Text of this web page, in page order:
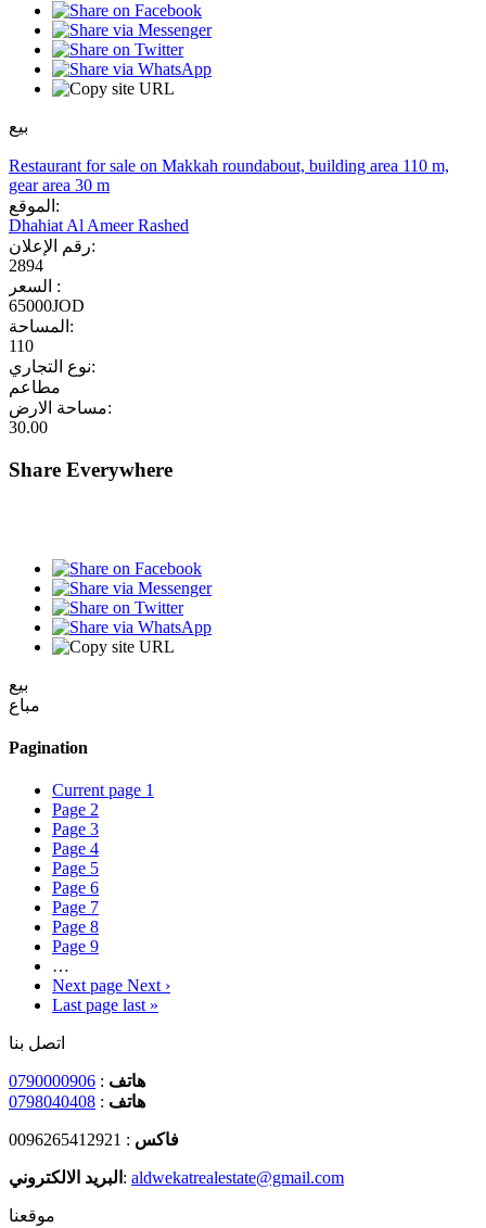
بيع
Restaurant for sale on Makkah roundabout, building area 110 m,
gear area 30 m
الموقع:
Dhahiat Al Ameer Rashed
رقم الإعلان:
2894
السعر :
65000JOD
المساحة:
110
نوع التجاري:
مطاعم
مساحة الارض:
30.00
Share Everywhere
بيع
مباع
Pagination
Current page 1
Page 2
Page 3
Page 4
Page 5
Page 6
Page 7
Page 8
Page 9
…
Next page Next ›
Last page last »
اتصل بنا
هاتف :
0790000906
هاتف :
0798040408
فاكس : 0096265412921
البريد الالكتروني : aldwekatrealestate@gmail.com
موقعنا